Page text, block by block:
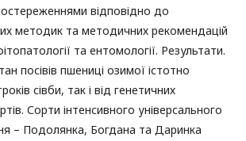
відповідно до
методик та методичних рекомендацій
та ентомології. Результати.
посівів пшениці озимої істотно
сівби, так і від генетичних
Сорти інтенсивного універсального
– Подолянка, Богдана та Даринка